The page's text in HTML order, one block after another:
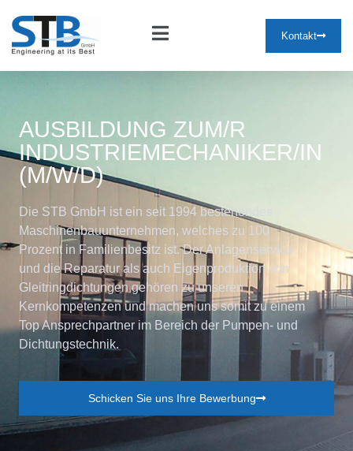
Kontakt
AUSBILDUNG ZUM/R
INDUSTRIEMECHANIKER/IN
(M/W/D)
Die STB GmbH ist ein seit 1994 bestehendes
Maschinenbauunternehmen, welches zu 100
Prozent in Familienbesitz ist. Der Anlagenservice
und die Reparatur als auch Eigenproduktion von
Gleitringdichtungen gehören zu unseren
Kernkompetenzen und machen uns somit zu einem
Top Ansprechpartner im Bereich der Pumpen- und
Dichtungstechnik.
Schicken Sie uns Ihre Bewerbung